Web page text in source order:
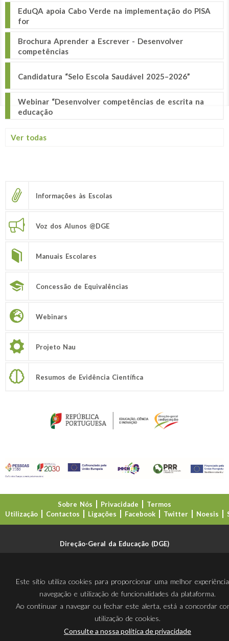
EduQA apoia Cabo Verde na implementação do PISA
for
Brochura Aprender a Escrever - Desenvolver
competências
Candidatura “Selo Escola Saudável 2025–2026”
Webinar “Desenvolver competências de escrita na
educação
Ver todas
Informações às Escolas
Voz dos Alunos @DGE
Manuais Escolares
Concessão de Equivalências
Webinars
Projeto Nau
Resumos de Evidência Científica
Sobre Nós Privacidade
Termos
Utilização
Contactos Ligações Facebook Twitter Noesis
Direção-Geral da Educação (DGE)
Este sítio utiliza cookies para proporcionar uma melhor
navegação e utilização de funcionalidades da plataforma.
Ao continuar a navegar ou fechar este alerta, está a concordar
utilização de cookies.
Consulte a nossa política de privacidade